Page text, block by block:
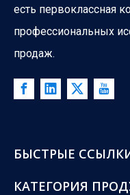
есть первоклассная
профессиональных
продаж.
БЫСТРЫЕ
КАТЕГОРИЯ